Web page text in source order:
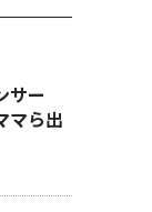
サー
マら出